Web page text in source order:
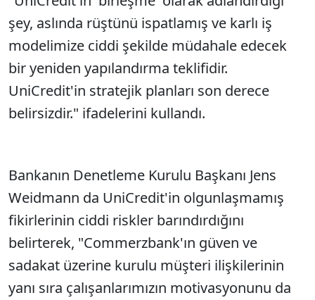
şey, aslında rüştünü ispatlamış ve karlı iş
modelimize ciddi şekilde müdahale edecek
bir yeniden yapılandırma teklifidir.
UniCredit'in stratejik planları son derece
belirsizdir." ifadelerini kullandı.
Bankanın Denetleme Kurulu Başkanı Jens
Weidmann da UniCredit'in olgunlaşmamış
fikirlerinin ciddi riskler barındırdığını
belirterek, "Commerzbank'ın güven ve
sadakat üzerine kurulu müşteri ilişkilerinin
yanı sıra çalışanlarımızın motivasyonunu da